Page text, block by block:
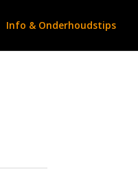
Info & Onderhoudstips